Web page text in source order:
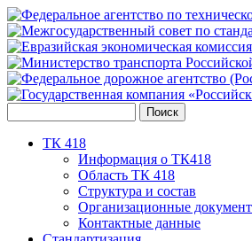
ТК 418
Информация о ТК418
Область ТК 418
Структура и состав
Организационные
Контактные данные